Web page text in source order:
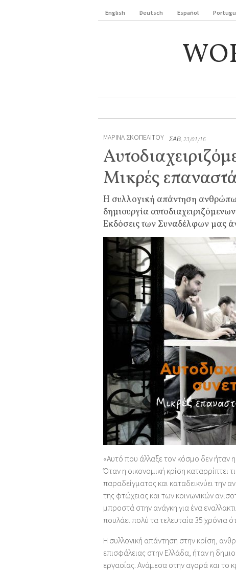
English Deutsch Español
ΜΑΡΊΝΑ ΣΚΟΠΕΛΊΤΟΥ ΣΆΒ, 23/01/16
Μικρές
Η συλλογική απάντηση
δημιουργία
Εκδόσεις των Συναδέλφων μας
«Αυτό που άλλαξε τον κόσμο δεν ήταν
Όταν η οικονομική κρίση καταρρίπτει
παραδείγματος και καταδεικνύει την
της φτώχειας και των κοινωνικών
μπροστά στην ανάγκη για ένα
πουλάει πολύ τα τελευταία 35 χρόνια
Η συλλογική απάντηση στην κρίση,
επισφάλειας στην Ελλάδα, ήταν η
εργασίας. Ανάμεσα στην αγορά και το